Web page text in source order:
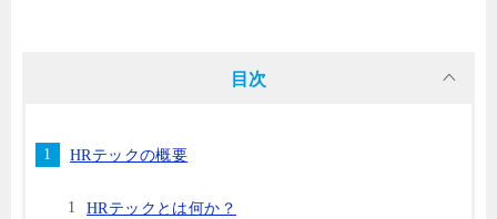
目次
HRテックの概要
HRテックとは何か？